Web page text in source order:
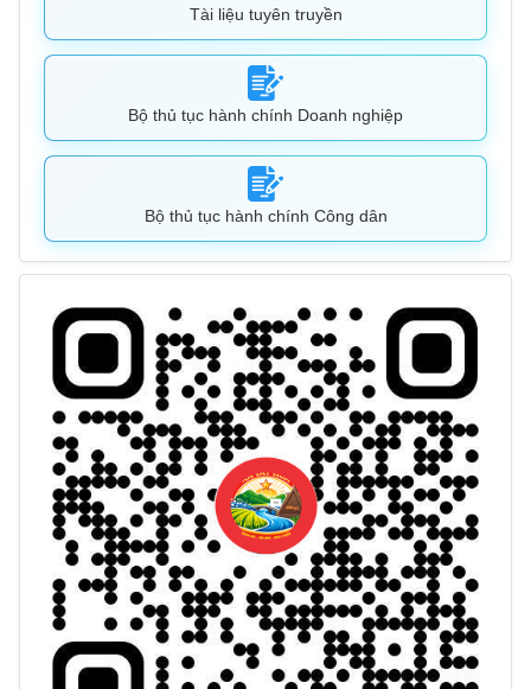
Tài liệu tuyên truyền
Bộ thủ tục hành chính Doanh nghiệp
Bộ thủ tục hành chính Công dân